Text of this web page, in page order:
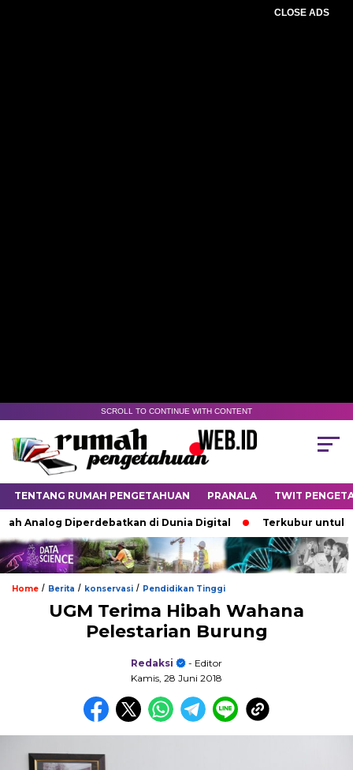
CLOSE ADS
SCROLL TO CONTINUE WITH CONTENT
TENTANG RUMAH PENGETAHUAN PRANALA TWIT
Diperdebatkan di Dunia Digital Terkubur untuk
Home / Berita / konservasi / Pendidikan Tinggi
UGM Terima Hibah Wahana
Pelestarian Burung
Redaksi
- Editor
Kamis, 28 Juni 2018